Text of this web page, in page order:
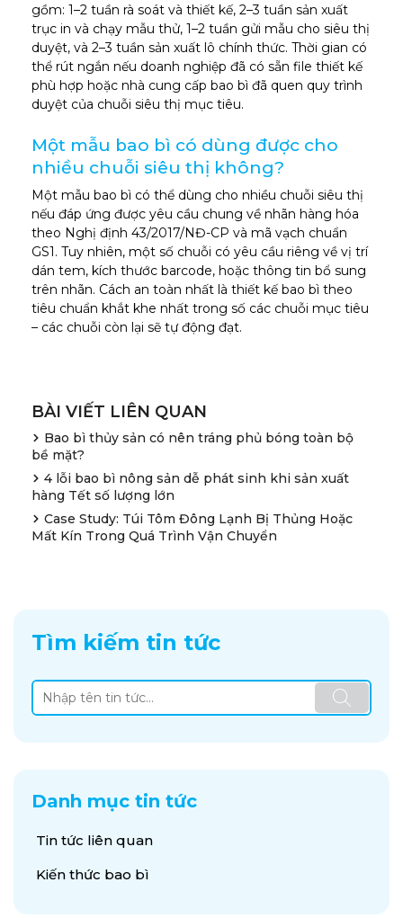
gồm: 1–2 tuần rà soát và thiết kế, 2–3 tuần sản xuất
trục in và chạy mẫu thử, 1–2 tuần gửi mẫu cho siêu thị
duyệt, và 2–3 tuần sản xuất lô chính thức. Thời gian có
thể rút ngắn nếu doanh nghiệp đã có sẵn file thiết kế
phù hợp hoặc nhà cung cấp bao bì đã quen quy trình
duyệt của chuỗi siêu thị mục tiêu.
Một mẫu bao bì có dùng được cho
nhiều chuỗi siêu thị không?
Một mẫu bao bì có thể dùng cho nhiều chuỗi siêu thị
nếu đáp ứng được yêu cầu chung về nhãn hàng hóa
theo Nghị định 43/2017/NĐ-CP và mã vạch chuẩn
GS1. Tuy nhiên, một số chuỗi có yêu cầu riêng về vị trí
dán tem, kích thước barcode, hoặc thông tin bổ sung
trên nhãn. Cách an toàn nhất là thiết kế bao bì theo
tiêu chuẩn khắt khe nhất trong số các chuỗi mục tiêu
– các chuỗi còn lại sẽ tự động đạt.
BÀI VIẾT LIÊN QUAN
Bao bì thủy sản có nên tráng phủ bóng toàn bộ
bề mặt?
4 lỗi bao bì nông sản dễ phát sinh khi sản xuất
hàng Tết số lượng lớn
Case Study: Túi Tôm Đông Lạnh Bị Thủng Hoặc
Mất Kín Trong Quá Trình Vận Chuyển
Tìm kiếm tin tức
Danh mục tin tức
Tin tức liên quan
Kiến thức bao bì